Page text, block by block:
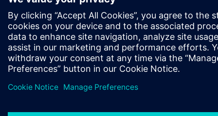
Aviso de cookies
Termos de uso
Identificação digital
Denúncia